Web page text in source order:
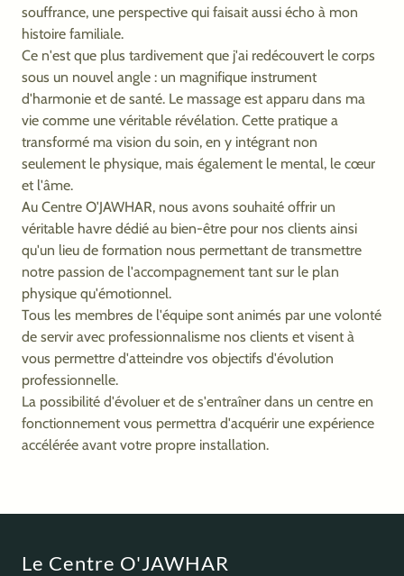
souffrance, une perspective qui faisait aussi écho à mon
histoire familiale.
Ce n'est que plus tardivement que j'ai redécouvert le corps
sous un nouvel angle : un magnifique instrument
d'harmonie et de santé. Le massage est apparu dans ma
vie comme une véritable révélation. Cette pratique a
transformé ma vision du soin, en y intégrant non
seulement le physique, mais également le mental, le cœur
et l'âme.
Au Centre O'JAWHAR, nous avons souhaité offrir un
véritable havre dédié au bien-être pour nos clients ainsi
qu'un lieu de formation nous permettant de transmettre
notre passion de l'accompagnement tant sur le plan
physique qu'émotionnel.
Tous les membres de l'équipe sont animés par une volonté
de servir avec professionnalisme nos clients et visent à
vous permettre d'atteindre vos objectifs d'évolution
professionnelle.
La possibilité d'évoluer et de s'entraîner dans un centre en
fonctionnement vous permettra d'acquérir une expérience
accélérée avant votre propre installation.
Le Centre O'JAWHAR